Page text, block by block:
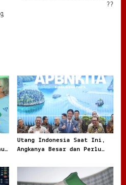
??
Utang Indonesia Saat Ini,
Angkanya Besar dan Perlu